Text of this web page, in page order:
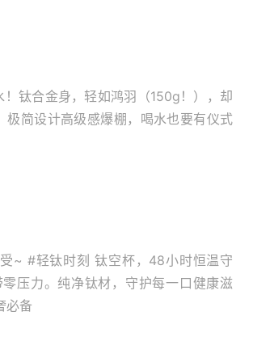
钛合金身，轻如鸿羽（150g！），却
简设计高级感爆棚，喝水也要有仪式
~ #轻钛时刻 钛空杯，48小时恒温守
压力。纯净钛材，守护每一口健康滋
必备